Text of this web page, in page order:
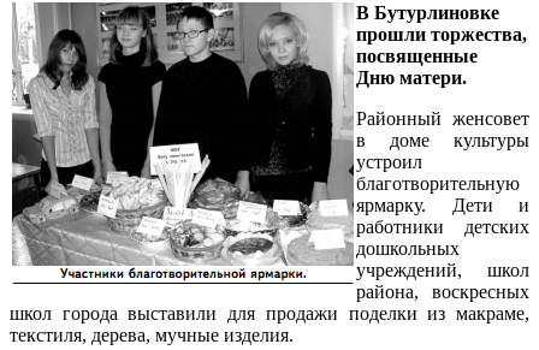
В Бутурлиновке
прошли торжества,
посвященные
Дню матери.
Районный женсовет
в доме культуры
устроил
благотворительную
ярмарку. Дети и
работники детских
дошкольных
учреждений, школ
района, воскресных
школ города выставили для продажи поделки из макраме,
текстиля, дерева, мучные изделия.